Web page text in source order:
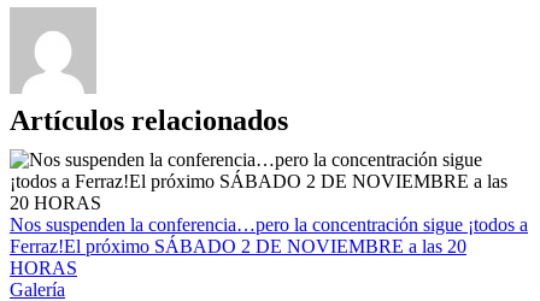
Artículos relacionados
Nos suspenden la conferencia…pero la concentración sigue ¡todos a
Ferraz!El próximo SÁBADO 2 DE NOVIEMBRE a las 20
HORAS
Galería